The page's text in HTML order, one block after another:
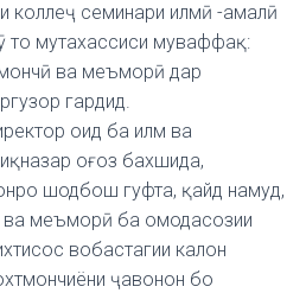
коллеҷ семинари илмӣ -амалӣ
то мутахассиси муваффақ:
ва меъморӣ дар
гардид.
оид ба илм ва
оғоз бахшида,
шодбош гуфта, қайд намуд,
ва меъморӣ ба омодасозии
вобастагии калон
ҷавонон бо